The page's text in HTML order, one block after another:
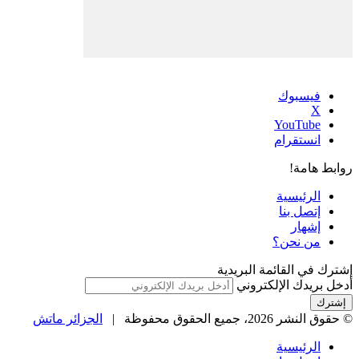
فيسبوك
‫X
‫YouTube
انستقرام
روابط هامة!
الرئيسية
إتصل بنا
إشهار
من نحن؟
إشترك في القائمة البريدية
أدخل بريدك الإلكتروني
© حقوق النشر 2026، جميع الحقوق محفوظة | الجزائر ماتش
الرئيسية